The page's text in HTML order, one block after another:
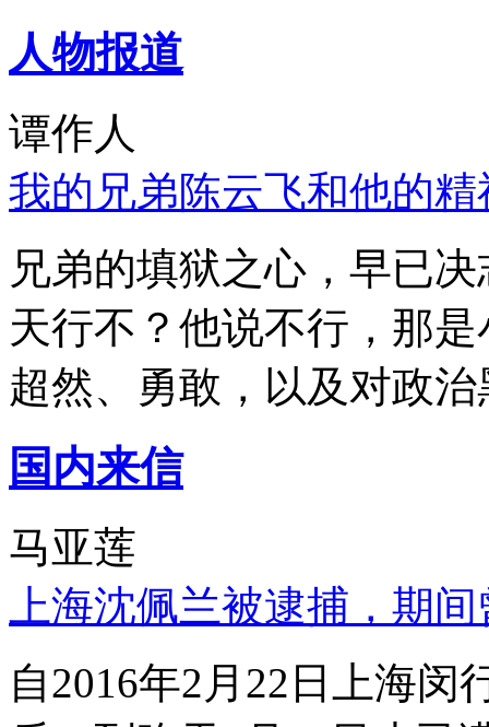
人物报道
谭作人
我的兄弟陈云飞和他的
兄弟的填狱之心，早已
天行不？他说不行，那
超然、勇敢，以及对政
国内来信
马亚莲
上海沈佩兰被逮捕，期
自2016年2月22日上海